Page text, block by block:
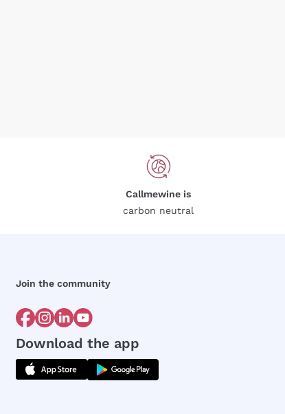
Callmewine is
carbon neutral
Join the community
Download the app